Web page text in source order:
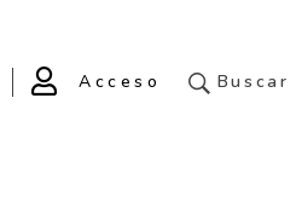
Acceso Buscar